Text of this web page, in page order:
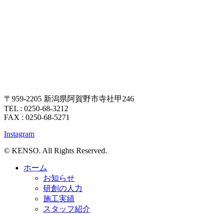
〒959-2205 新潟県阿賀野市寺社甲246
TEL : 0250-68-3212
FAX : 0250-68-5271
Instagram
© KENSO. All Rights Reserved.
ホーム
お知らせ
研創の人力
施工実績
スタッフ紹介